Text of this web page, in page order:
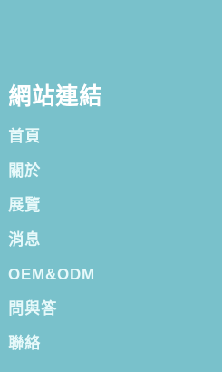
網站連結
首頁
關於
展覽
消息
OEM&ODM
問與答
聯絡